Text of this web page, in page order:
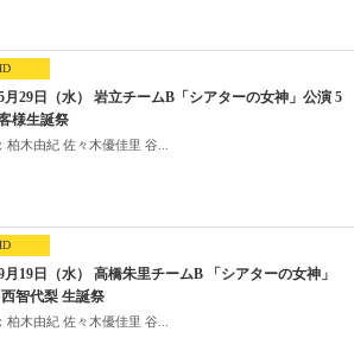
月29日（水） 岩立チームB「シアターの女神」公演 5
様生誕祭
柏木由紀 佐々木優佳里 谷...
月19日（水） 高橋朱里チームB 「シアターの女神」
智代梨 生誕祭
柏木由紀 佐々木優佳里 谷...